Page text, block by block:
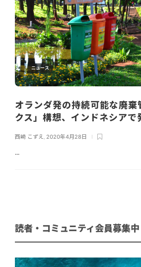
ニュース
オランダ発の持続可能な廃棄
クス」構想、インドネシアで
西崎 こずえ 2020年4月28日
...
読者・コミュニティ会員募集中